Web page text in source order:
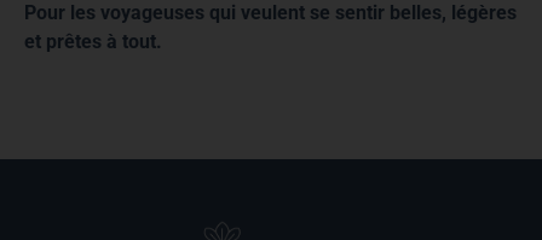
Pour les voyageuses qui veulent se sentir belles, légères
et prêtes à tout.